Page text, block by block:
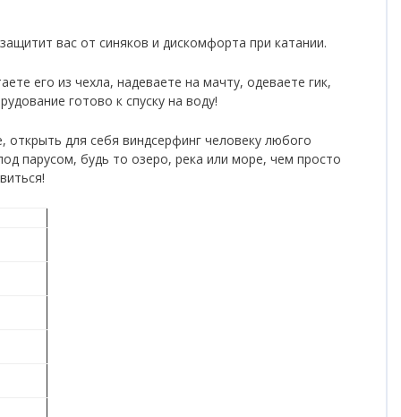
вас от синяков и дискомфорта при катании.
его из чехла, надеваете на мачту, одеваете гик,
готово к спуску на воду!
для себя виндсерфинг человеку любого
парусом, будь то озеро, река или море, чем просто